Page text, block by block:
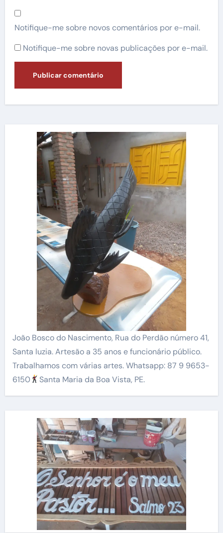
Notifique-me sobre novos comentários por e-mail.
Notifique-me sobre novas publicações por e-mail.
João Bosco do Nascimento, Rua do Perdão número 41,
Santa luzia. Artesão a 35 anos e funcionário público.
Trabalhamos com várias artes. Whatsapp: 87 9 9653-
6150
Santa Maria da Boa Vista, PE.